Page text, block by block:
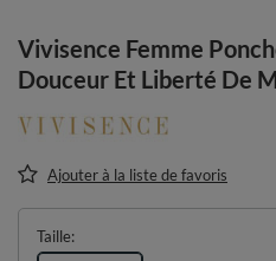
Vivisence Femme
Douceur Et Liberté De
Ajouter à la liste de favoris
Taille